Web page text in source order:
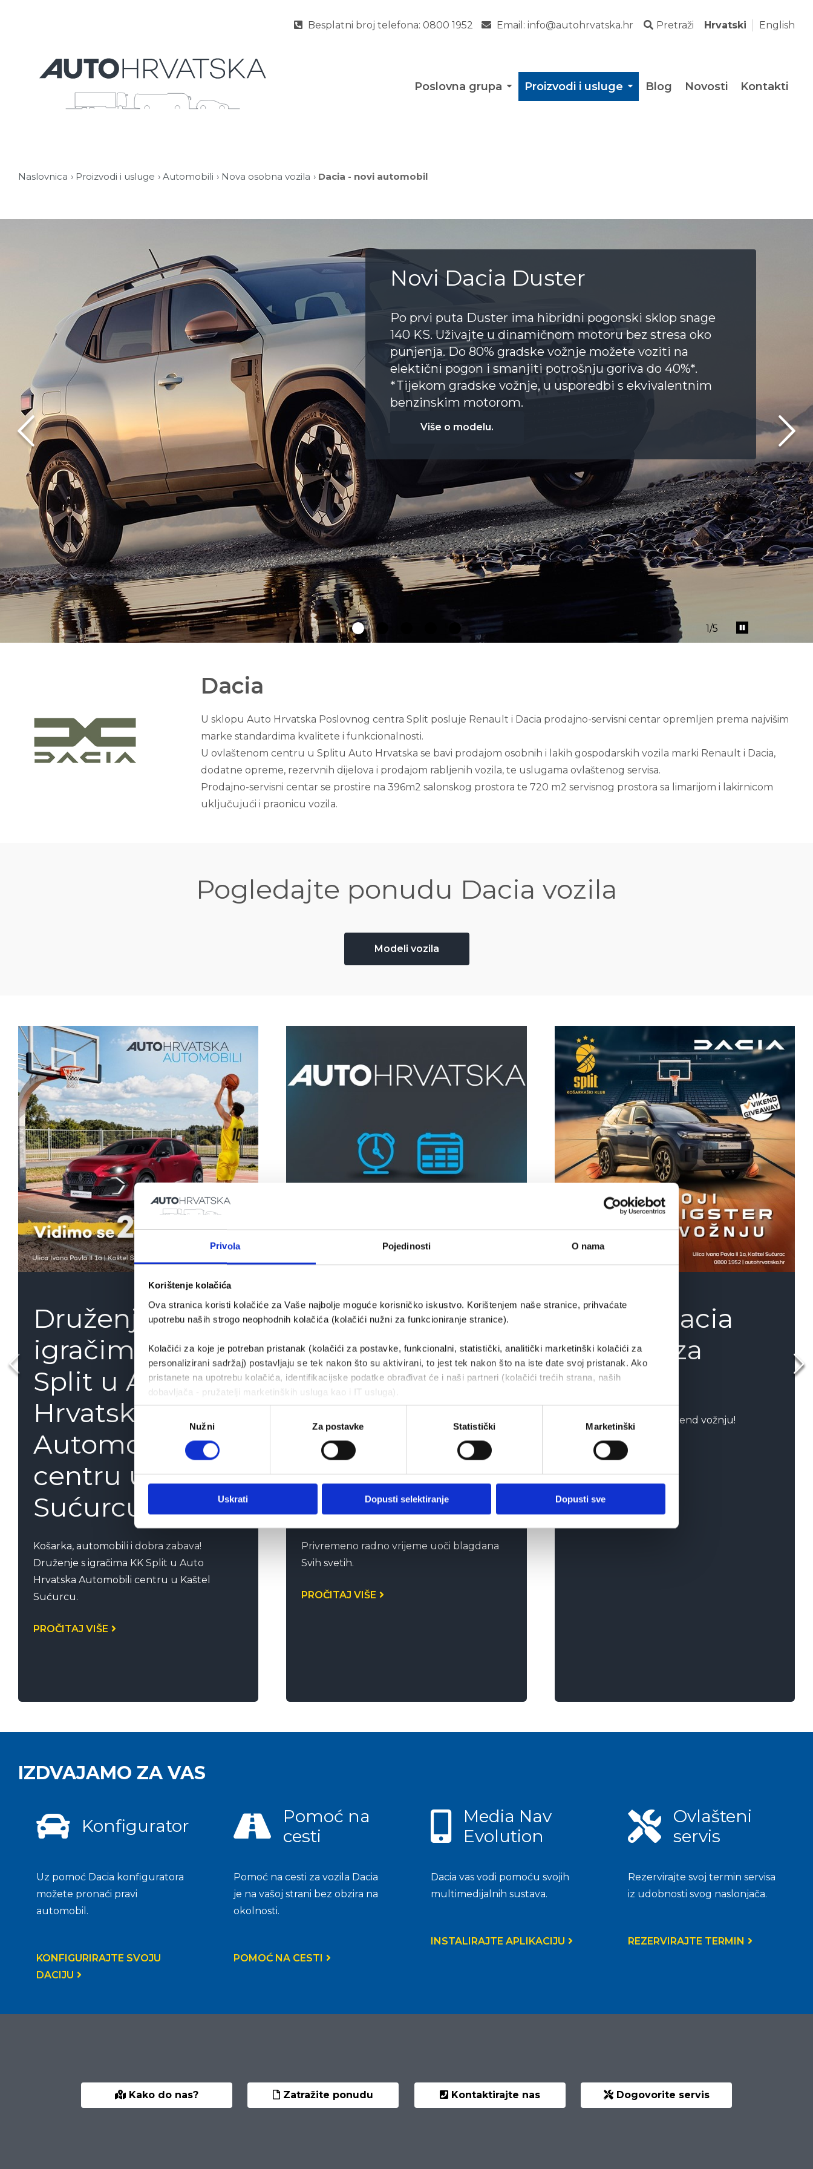
Privola Pojedinosti O nama
Korištenje kolačića
Ova stranica koristi kolačiće za Vaše najbolje moguće korisničko iskustvo. Korištenjem naše stranice, prihvaćate
upotrebu naših strogo neophodnih kolačića (kolačići nužni za funkcioniranje stranice).
Kolačići za koje je potreban pristanak (kolačići za postavke, funkcionalni, statistički, analitički marketinški kolačići za
personalizirani sadržaj) postavljaju se tek nakon što su aktivirani, to jest tek nakon što na iste date svoj pristanak. Ako
pristanete na upotrebu kolačića, identifikacijske podatke obrađivat će i naši partneri (kolačići trećih strana, naših
dobavljača - pružatelji marketinških usluga kao i IT usluga).
Odabir
Nužni Za postavke Statistički Marketinški
Uskrati Dopusti selektiranje Dopusti sve
Besplatni broj telefona: 0800 1952 Email: info@autohrvatska.hr Pretraži Hrvatski English
Poslovna grupa Proizvodi i usluge Blog Novosti Kontakti
Naslovnica Proizvodi i usluge Automobili Nova osobna vozila Dacia - novi automobil
2/5
Novi Sandero
Nova boja i redizajnirana maska daju novoj Dacia
Sandero gradskoj limuzini dašak elegancije u
svakodnevnom životu. Obnovljena unutrašnjost i 10"
zaslon na instrumentnoj ploči unose dozu suvremenosti.
Saznaj više
Dacia
U sklopu Auto Hrvatska Poslovnog centra Split posluje Renault i Dacia prodajno-servisni centar opremljen prema najvišim
marke standardima kvalitete i funkcionalnosti.
U ovlaštenom centru u Splitu Auto Hrvatska se bavi prodajom osobnih i lakih gospodarskih vozila marki Renault i Dacia,
dodatne opreme, rezervnih dijelova i prodajom rabljenih vozila, te uslugama ovlaštenog servisa.
Prodajno-servisni centar se prostire na 396m2 salonskog prostora te 720 m2 servisnog prostora sa limarijom i lakirnicom
uključujući i praonicu vozila.
Pogledajte ponudu Dacia vozila
Modeli vozila
Druženje s
igračima KK
Split u Auto
Hrvatska
Automobili
centru u Kaštel
Sućurcu
Košarka, automobili i dobra zabava!
Druženje s igračima KK Split u Auto
Hrvatska Automobili centru u Kaštel
Sućurcu.
PROČITAJ VIŠE
Obavijest o
privremenom
radnom
vremenu
prodajno-
servisnih
centara
Privremeno radno vrijeme uoči blagdana
Svih svetih.
PROČITAJ VIŠE
Osvoji Dacia
Bigster za
vikend!
Osvoji Dacia Bigster vikend vožnju!
PROČITAJ VIŠE
IZDVAJAMO ZA VAS
Konfigurator
Uz pomoć Dacia konfiguratora
možete pronaći pravi
automobil.
KONFIGURIRAJTE SVOJU
DACIJU
Pomoć na
cesti
Pomoć na cesti za vozila Dacia
je na vašoj strani bez obzira na
okolnosti.
POMOĆ NA CESTI
Media Nav
Evolution
Dacia vas vodi pomoću svojih
multimedijalnih sustava.
INSTALIRAJTE APLIKACIJU
Ovlašteni
servis
Rezervirajte svoj termin servisa
iz udobnosti svog naslonjača.
REZERVIRAJTE TERMIN
Kako do nas? Zatražite ponudu Kontaktirajte nas Dogovorite servis